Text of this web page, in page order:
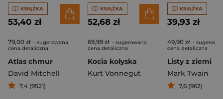
KSIĄŻKA
53,40 zł
79,00 zł - sugerowana
cena detaliczna
Atlas chmur
David Mitchell
7,4 (9521)
KSIĄŻKA
52,68 zł
69,99 zł - sugerowana
cena detaliczna
Kocia kołyska
Kurt Vonnegut
KSIĄŻKA
39,93 zł
49,90 zł -
cena detaliczna
Listy z ziemi
Mark Twain
7,6 (962)